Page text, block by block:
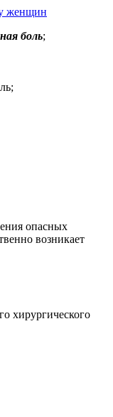
женщин
боль;
опасных
возникает
хирургического